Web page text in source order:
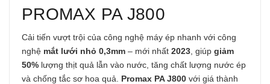
PROMAX PA J800
Cải tiến vượt trội của công nghệ máy ép nhanh với công
nghệ mắt lưới nhỏ 0,3mm – mới nhất 2023 , giúp giảm
50% lượng thịt quả lẫn vào nước, tăng chất lượng nước ép
và chống tắc sơ hoa quả. Promax PA J800 với giá thành